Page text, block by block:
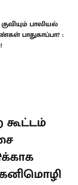
பாலியல்
பாதுகாப்பா? :